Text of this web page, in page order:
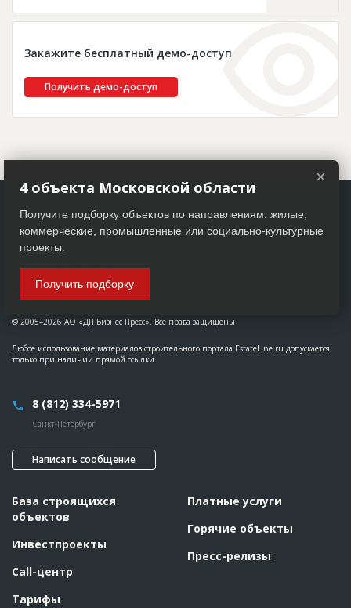
Закажите бесплатный демо-доступ
Получить демо-доступ
© 2005–2026 АО «ДП Бизнес Пресс». Все права защищены
Любое использование материалов строительного портала EstateLine.ru допускается
только при наличии прямой ссылки.
8 (812) 334-5971
Санкт-Петербург
Написать сообщение
База строящихся
объектов
Инвестпроекты
Call-центр
Тарифы
Платные услуги
Горячие объекты
Пресс-релизы
×
4 объекта Московской области
Получите подборку объектов по направлениям: жилые,
коммерческие, промышленные или социально-культурные
проекты.
Получить подборку